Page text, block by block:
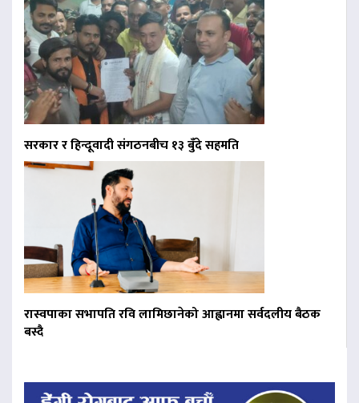
सरकार र हिन्दूवादी संगठनबीच १३ बुँदे सहमति
रास्वपाका सभापति रवि लामिछानेको आह्वानमा सर्वदलीय बैठक
बस्दै